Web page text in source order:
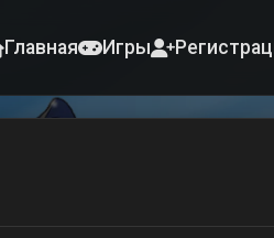
Главная Игры